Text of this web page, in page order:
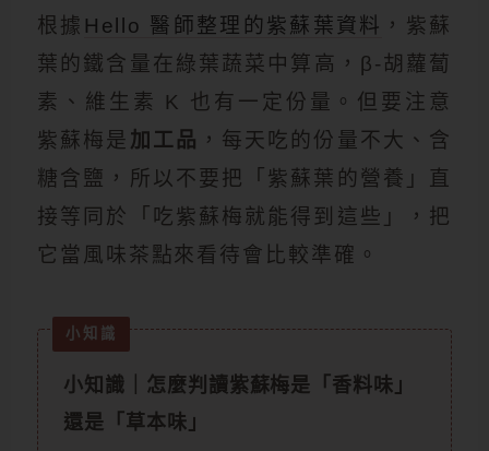
根據 Hello 醫師整理的紫蘇葉資料 ，紫蘇
葉的鐵含量在綠葉蔬菜中算高，β-胡蘿蔔
素、維生素 K 也有一定份量。但要注意
紫蘇梅是 加工品 ，每天吃的份量不大、含
糖含鹽，所以不要把「紫蘇葉的營養」直
接等同於「吃紫蘇梅就能得到這些」，把
它當風味茶點來看待會比較準確。
小知識｜怎麼判讀紫蘇梅是「香料味」
還是「草本味」